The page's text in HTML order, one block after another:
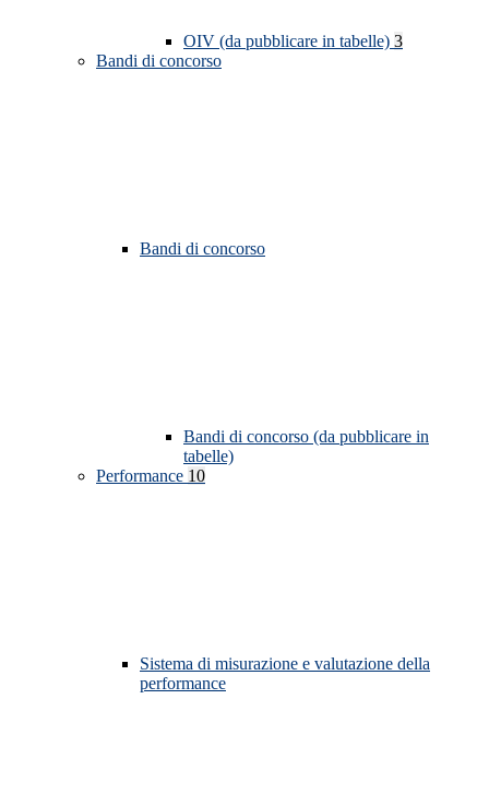
OIV (da pubblicare in tabelle) 3
Bandi di concorso
Bandi di concorso
Bandi di concorso (da pubblicare in
tabelle)
Performance 10
Sistema di misurazione e valutazione della
performance